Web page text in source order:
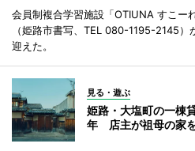
会員制複合学習施設「OTIUNA すこー
（姫路市書写、TEL 080-1195-2145
迎えた。
見る・遊ぶ
姫路・大塩町の一棟
年 店主が祖母の家